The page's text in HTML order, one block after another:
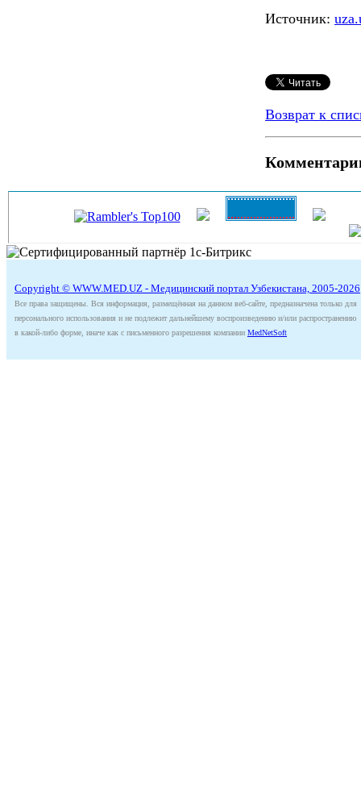
Источник:
Возврат к
Copyright © WWW.MED.UZ - Медицинский портал Узбекистана, 2005-2026
Все права защищены. Вся информация, размещённая на данном веб-сайте, предназначена только для
персонального использования и не подлежит дальнейшему воспроизведению и/или распространению
в какой-либо форме, иначе как с письменного разрешения компании MedNetSoft